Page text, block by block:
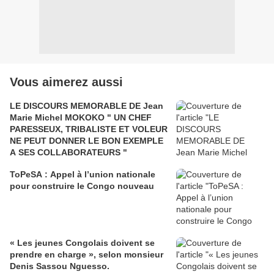
Vous aimerez aussi
LE DISCOURS MEMORABLE DE Jean
Marie Michel MOKOKO " UN CHEF
PARESSEUX, TRIBALISTE ET VOLEUR
NE PEUT DONNER LE BON EXEMPLE
A SES COLLABORATEURS "
ToPeSA : Appel à l’union nationale
pour construire le Congo nouveau
« Les jeunes Congolais doivent se
prendre en charge », selon monsieur
Denis Sassou Nguesso.